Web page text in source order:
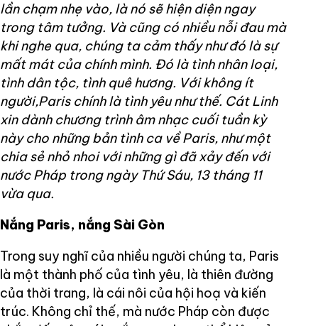
lần chạm nhẹ vào, là nó sẽ hiện diện ngay
trong tâm tưởng. Và cũng có nhiều nỗi đau mà
khi nghe qua, chúng ta cảm thấy như đó là sự
mất mát của chính mình. Đó là tình nhân loại,
tình dân tộc, tình quê hương. Với không ít
người,Paris chính là tình yêu như thế. Cát Linh
xin dành chương trình âm nhạc cuối tuần kỳ
này cho những bản tình ca về Paris, như một
chia sẻ nhỏ nhoi với những gì đã xảy đến với
nước Pháp trong ngày Thứ Sáu, 13 tháng 11
vừa qua.
Nắng Paris, nắng Sài Gòn
Trong suy nghĩ của nhiều người chúng ta, Paris
là một thành phố của tình yêu, là thiên đường
của thời trang, là cái nôi của hội hoạ và kiến
trúc. Không chỉ thế, mà nước Pháp còn được